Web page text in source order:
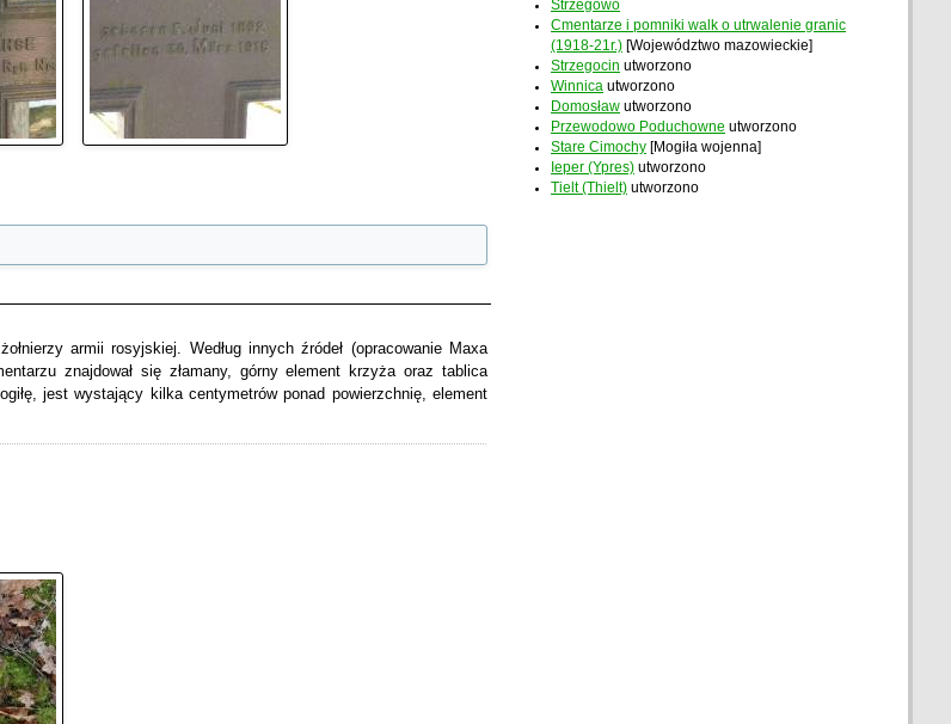
armii rosyjskiej. Według innych źródeł (opracowanie Maxa
znajdował się złamany, górny element krzyża oraz tablica
jest wystający kilka centymetrów ponad powierzchnię, element
Strzegowo
Cmentarze i pomniki walk o utrwalenie granic
(1918-21r.) [Województwo mazowieckie]
Strzegocin utworzono
Winnica utworzono
Domosław utworzono
Przewodowo Poduchowne utworzono
Stare Cimochy [Mogiła wojenna]
Ieper (Ypres) utworzono
Tielt (Thielt) utworzono